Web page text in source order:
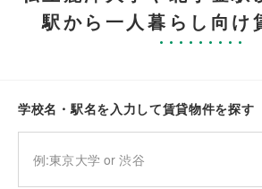
駅から一人暮らし向け
学校名・駅名を入力して賃貸物件を探す